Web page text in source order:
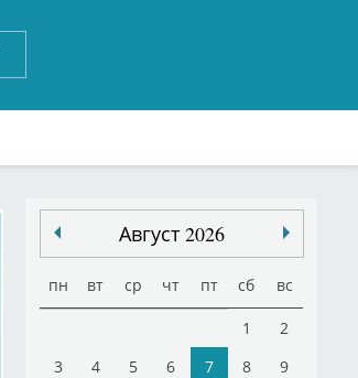
Август 2026
пн вт ср чт пт сб вс
1
2
3
4 5 6 7 8
9